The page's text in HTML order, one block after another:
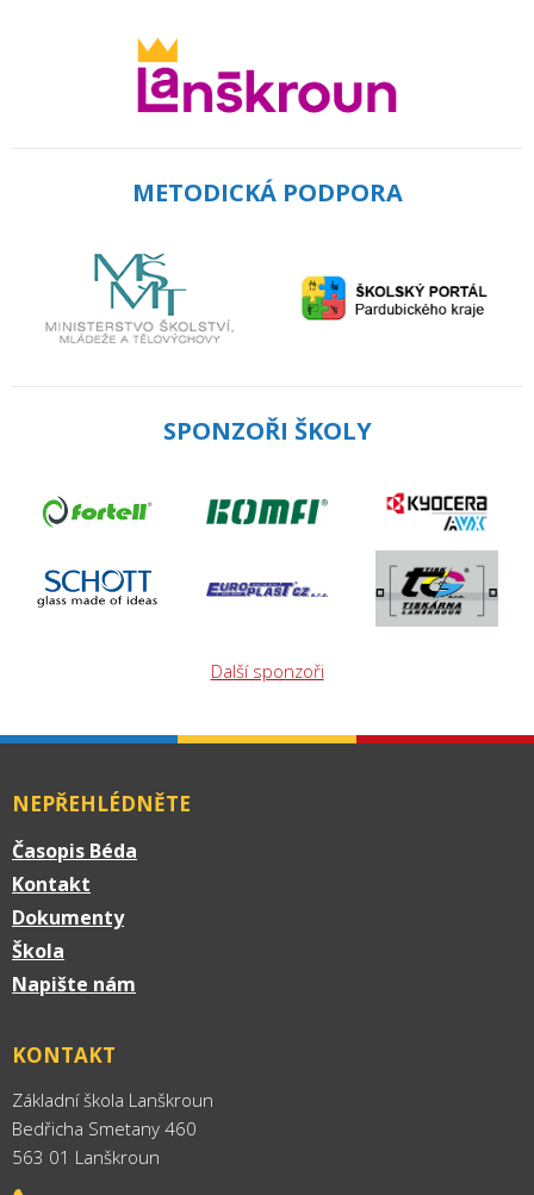
METODICKÁ PODPORA
SPONZOŘI ŠKOLY
Další sponzoři
NEPŘEHLÉDNĚTE
Časopis Béda
Kontakt
Dokumenty
Škola
Napište nám
KONTAKT
Základní škola Lanškroun
Bedřicha Smetany 460
563 01 Lanškroun